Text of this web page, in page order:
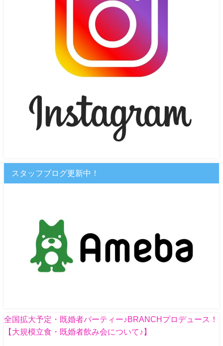
スタッフブログ更新中！
全国拡大予定・既婚者パーティー♪BRANCHプロデュース！
【大規模立食・既婚者飲み会について♪】